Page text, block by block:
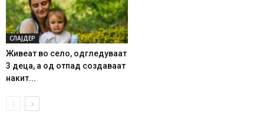
СЛАЈДЕР
Живеат во село, одгледуваат
3 деца, а од отпад создаваат
накит...